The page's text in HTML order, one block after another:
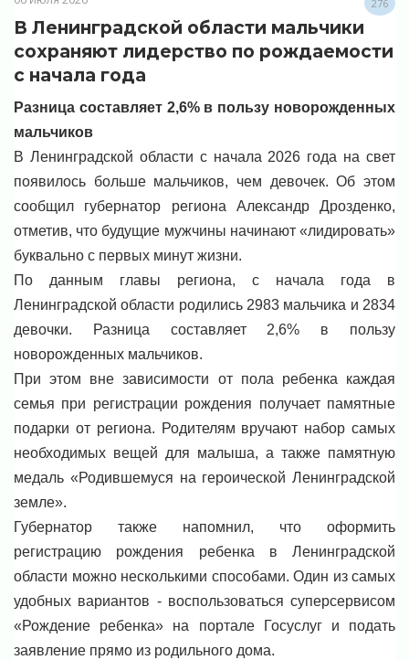
276
В Ленинградской области мальчики
сохраняют лидерство по рождаемости
с начала года
Разница составляет 2,6% в пользу новорожденных
мальчиков
В Ленинградской области с начала 2026 года на свет
появилось больше мальчиков, чем девочек. Об этом
сообщил губернатор региона Александр Дрозденко,
отметив, что будущие мужчины начинают «лидировать»
буквально с первых минут жизни.
По данным главы региона, с начала года в
Ленинградской области родились 2983 мальчика и 2834
девочки. Разница составляет 2,6% в пользу
новорожденных мальчиков.
При этом вне зависимости от пола ребенка каждая
семья при регистрации рождения получает памятные
подарки от региона. Родителям вручают набор самых
необходимых вещей для малыша, а также памятную
медаль «Родившемуся на героической Ленинградской
земле».
Губернатор также напомнил, что оформить
регистрацию рождения ребенка в Ленинградской
области можно несколькими способами. Один из самых
удобных вариантов - воспользоваться суперсервисом
«Рождение ребенка» на портале Госуслуг и подать
заявление прямо из родильного дома.